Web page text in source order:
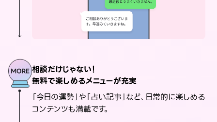
相談だけじゃない！
無料で楽しめるメニューが充実
「今日の運勢」や「占い記事」など、日常的に楽しめる
コンテンツも満載です。